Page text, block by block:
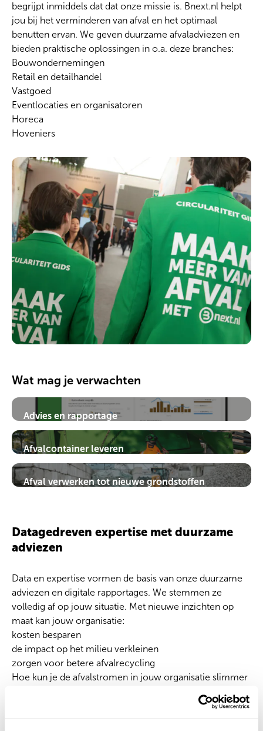
begrijpt inmiddels dat dat onze missie is. Bnext.nl helpt
jou bij het verminderen van afval en het optimaal
benutten ervan. We geven duurzame afvaladviezen en
bieden praktische oplossingen in o.a. deze branches:
Bouwondernemingen
Retail en detailhandel
Vastgoed
Eventlocaties en organisatoren
Horeca
Hoveniers
Wat mag je verwachten
Advies en rapportage
Hoe kun je nog duurzamer ondernemen? De
duurzame adviezen en rapportages op maat
Lees meer over advies en rapportage
Afvalcontainer leveren
Voor zowel de zakelijke markt als voor
particulieren levert Bnext.nl afvalcontainers. Zo kan
Lees meer over de verschillende containers
Afval verwerken tot nieuwe grondstoffen
of biobrandstoffen.
Datagedreven expertise met duurzame
adviezen
Data en expertise vormen de basis van onze duurzame
adviezen en digitale rapportages. We stemmen ze
volledig af op jouw situatie. Met nieuwe inzichten op
maat kan jouw organisatie:
kosten besparen
de impact op het milieu verkleinen
zorgen voor betere afvalrecycling
Hoe kun je de afvalstromen in jouw organisatie slimmer
met certificeringen en labels als CSRD, BREEAM en